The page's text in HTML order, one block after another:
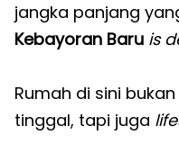
jangka panjang
Kebayoran Baru is
Rumah di sini
tinggal, tapi juga